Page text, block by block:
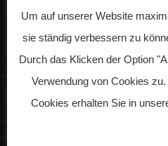
Veröffentlicht am:
Um auf unserer Website
sie ständig verbessern zu
Durch das Klicken der Option
Verwendung von Cookies
Cookies erhalten Sie in